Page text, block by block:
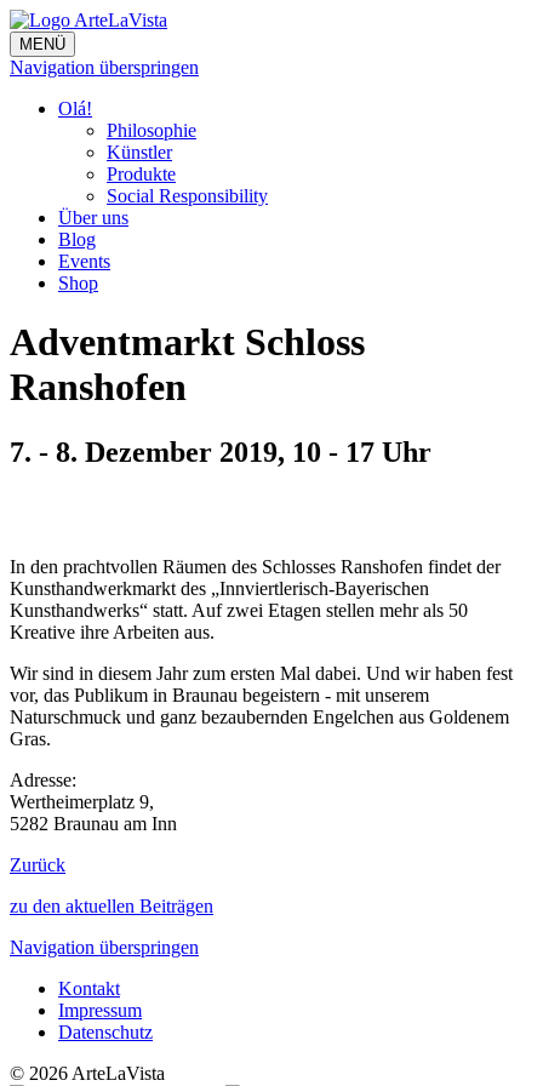
MENÜ
Navigation überspringen
Olá!
Philosophie
Künstler
Produkte
Social Responsibility
Über uns
Blog
Events
Shop
Adventmarkt Schloss
Ranshofen
7. - 8. Dezember 2019, 10 - 17 Uhr
In den prachtvollen Räumen des Schlosses Ranshofen findet der
Kunsthandwerkmarkt des „Innviertlerisch-Bayerischen
Kunsthandwerks“ statt. Auf zwei Etagen stellen mehr als 50
Kreative ihre Arbeiten aus.
Wir sind in diesem Jahr zum ersten Mal dabei. Und wir haben fest
vor, das Publikum in Braunau begeistern - mit unserem
Naturschmuck und ganz bezaubernden Engelchen aus Goldenem
Gras.
Adresse:
Wertheimerplatz 9,
5282 Braunau am Inn
Zurück
zu den aktuellen Beiträgen
Navigation überspringen
Kontakt
Impressum
Datenschutz
© 2026 ArteLaVista